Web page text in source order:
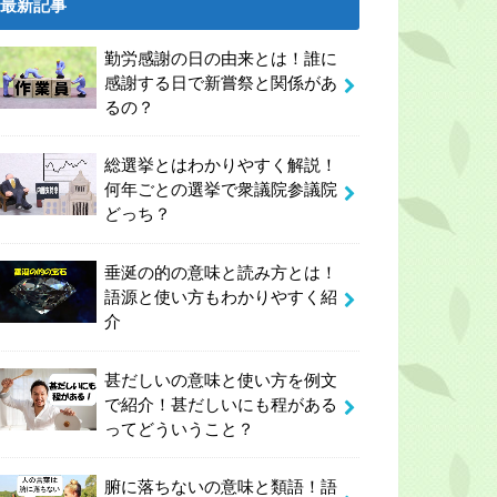
最新記事
勤労感謝の日の由来とは！誰に
感謝する日で新嘗祭と関係があ
るの？
総選挙とはわかりやすく解説！
何年ごとの選挙で衆議院参議院
どっち？
垂涎の的の意味と読み方とは！
語源と使い方もわかりやすく紹
介
甚だしいの意味と使い方を例文
で紹介！甚だしいにも程がある
ってどういうこと？
腑に落ちないの意味と類語！語